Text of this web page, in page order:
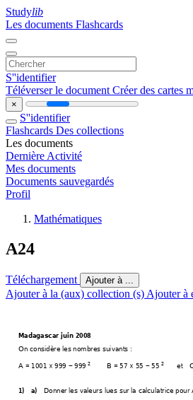
Studylib
Les documents Flashcards
S''identifier
Téléverser le document Créer des cartes
×
S''identifier
Flashcards Des collections
Les documents
Dernière Activité
Mes documents
Documents sauvegardés
Profil
Mathématiques
A24
Téléchargement Ajouter à ...
Ajouter à la (aux) collection (s) Ajouter à
Madagascar juin 2008
On considère les nombres suivants :
A = 1001 × 999 − 999 ² B = 57 × 55 − 55² et
1) a) Donner les valeurs lues sur la calculatrice pour